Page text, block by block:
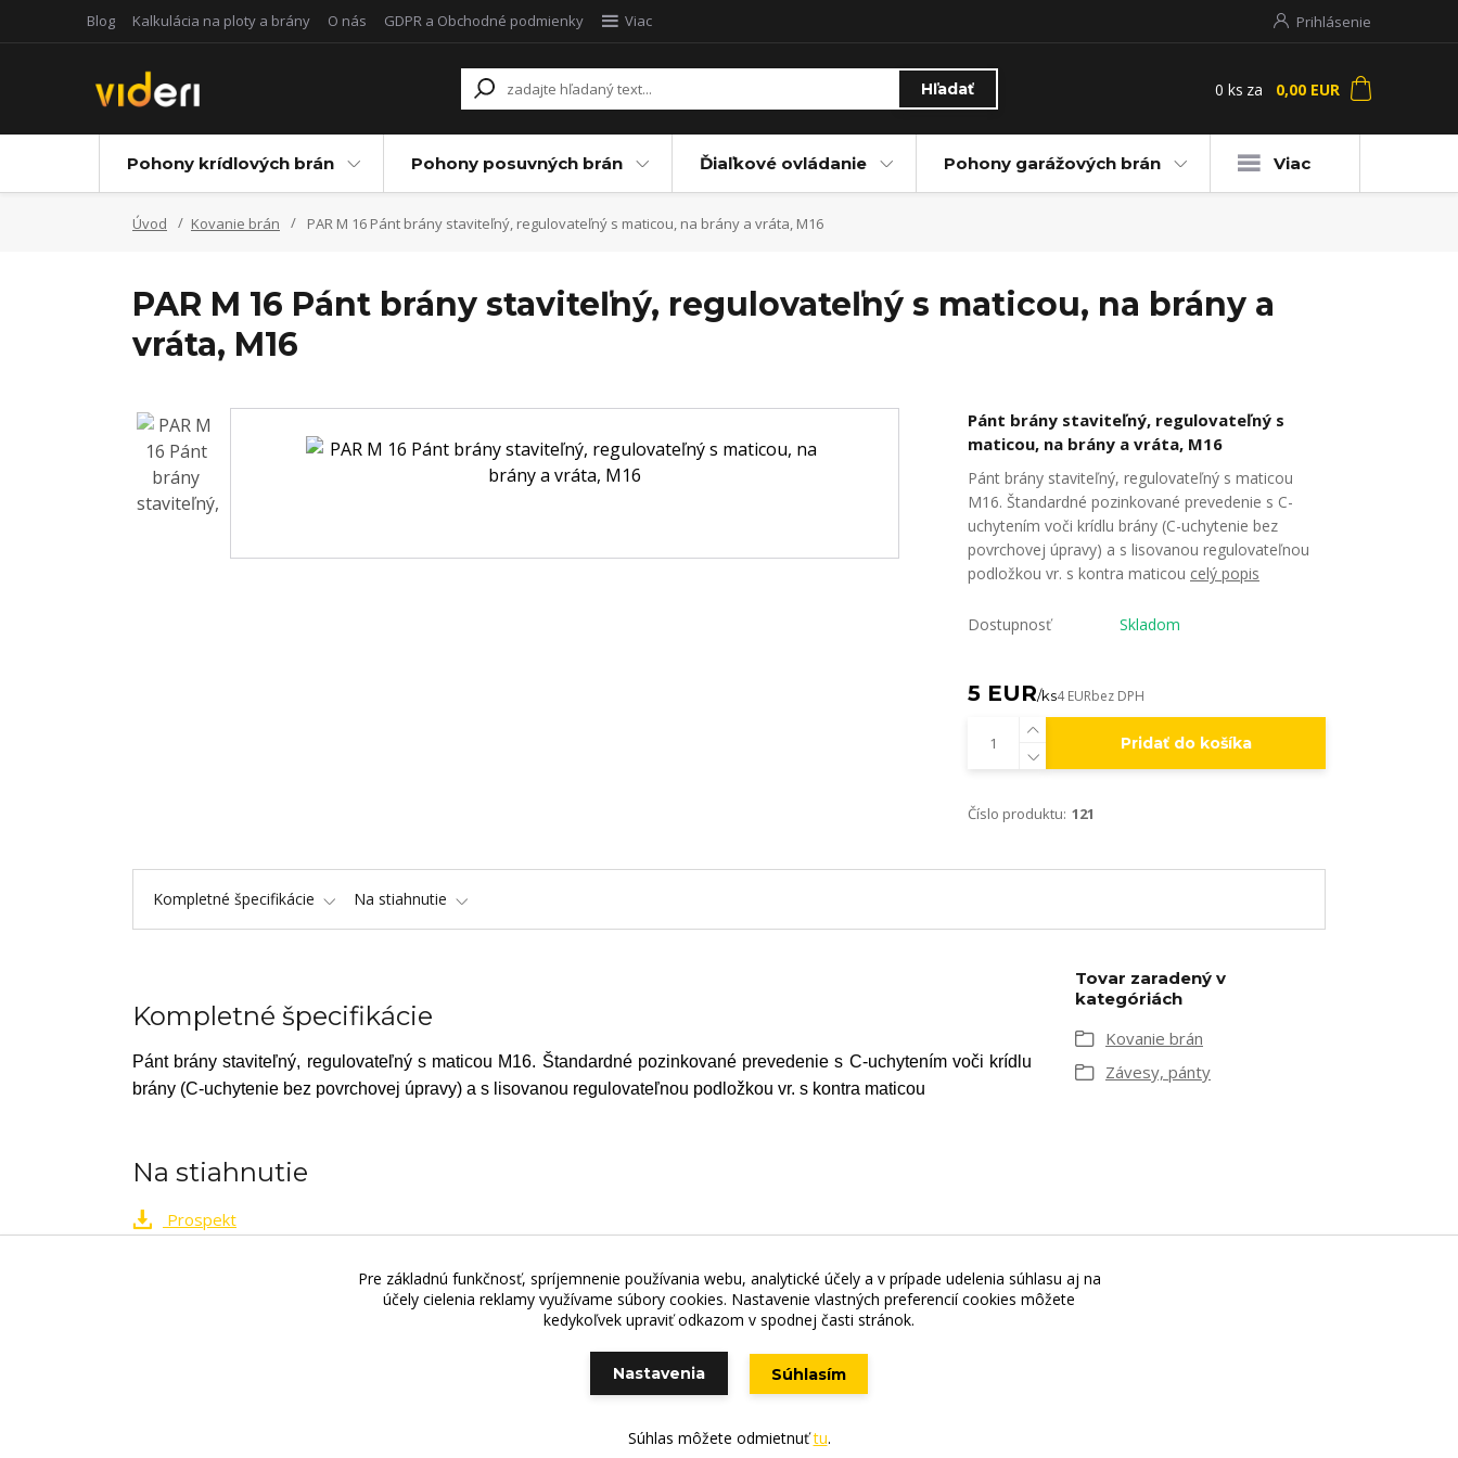
Blog Kalkulácia na ploty a brány O nás GDPR a Obchodné podmienky Viac Prihlásenie
Hľadať 0 ks za 0,00 EUR
Pohony krídlových brán Pohony posuvných brán Ďiaľkové ovládanie Pohony garážových brán Viac
Úvod Kovanie brán PAR M 16 Pánt brány staviteľný, regulovateľný s maticou, na brány a vráta, M16
PAR M 16 Pánt brány staviteľný, regulovateľný s maticou, na brány a
vráta, M16
Pánt brány staviteľný, regulovateľný s
maticou, na brány a vráta, M16
Pánt brány staviteľný, regulovateľný s maticou
M16. Štandardné pozinkované prevedenie s C-
uchytením voči krídlu brány (C-uchytenie bez
povrchovej úpravy) a s lisovanou regulovateľnou
podložkou vr. s kontra maticou celý popis
Dostupnosť Skladom
5 EUR/ks4 EURbez DPH
Pridať do košíka
Číslo produktu: 121
Kompletné špecifikácie Na stiahnutie
Kompletné špecifikácie
Pánt brány staviteľný, regulovateľný s maticou M16. Štandardné pozinkované prevedenie s C-uchytením voči krídlu
brány (C-uchytenie bez povrchovej úpravy) a s lisovanou regulovateľnou podložkou vr. s kontra maticou
Tovar zaradený v
kategóriách
Kovanie brán
Závesy, pánty
Na stiahnutie
Prospekt
Videri s.r.o., Lúčna 32, 900 01 Modra. Predajňa - Štefánikova 69, 900 01 Modra, Tel.: +421 949 353 848, +421 944 045 358,
Vytvorené na
Pre základnú funkčnosť, spríjemnenie používania webu, analytické účely a v prípade udelenia súhlasu aj na
účely cielenia reklamy využívame súbory cookies. Nastavenie vlastných preferencií cookies môžete
kedykoľvek upraviť odkazom v spodnej časti stránok.
Nastavenia Súhlasím
Súhlas môžete odmietnuťtu.